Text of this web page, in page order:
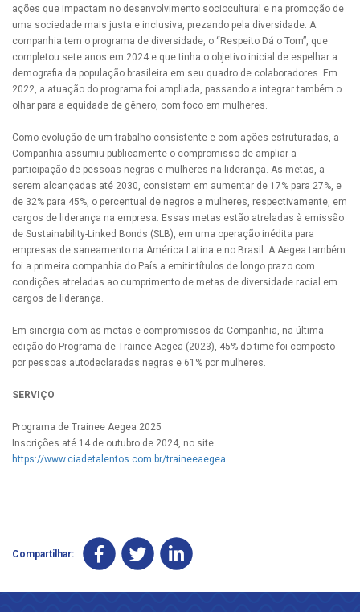
ações que impactam no desenvolvimento sociocultural e na promoção de
uma sociedade mais justa e inclusiva, prezando pela diversidade. A
companhia tem o programa de diversidade, o “Respeito Dá o Tom”, que
completou sete anos em 2024 e que tinha o objetivo inicial de espelhar a
demografia da população brasileira em seu quadro de colaboradores. Em
2022, a atuação do programa foi ampliada, passando a integrar também o
olhar para a equidade de gênero, com foco em mulheres.
Como evolução de um trabalho consistente e com ações estruturadas, a
Companhia assumiu publicamente o compromisso de ampliar a
participação de pessoas negras e mulheres na liderança. As metas, a
serem alcançadas até 2030, consistem em aumentar de 17% para 27%, e
de 32% para 45%, o percentual de negros e mulheres, respectivamente, em
cargos de liderança na empresa. Essas metas estão atreladas à emissão
de Sustainability-Linked Bonds (SLB), em uma operação inédita para
empresas de saneamento na América Latina e no Brasil. A Aegea também
foi a primeira companhia do País a emitir títulos de longo prazo com
condições atreladas ao cumprimento de metas de diversidade racial em
cargos de liderança.
Em sinergia com as metas e compromissos da Companhia, na última
edição do Programa de Trainee Aegea (2023), 45% do time foi composto
por pessoas autodeclaradas negras e 61% por mulheres.
SERVIÇO
Programa de Trainee Aegea 2025
Inscrições até 14 de outubro de 2024, no site
https://www.ciadetalentos.com.br/traineeaegea
Compartilhar: